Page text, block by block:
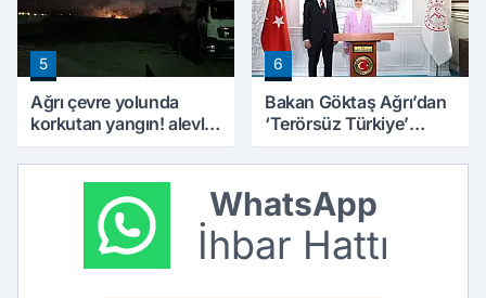
5
Ağrı çevre yolunda
korkutan yangın! alevler
6
Bakan Göktaş Ağrı’dan
‘Terörsüz Türkiye’
WhatsApp
İhbar Hattı